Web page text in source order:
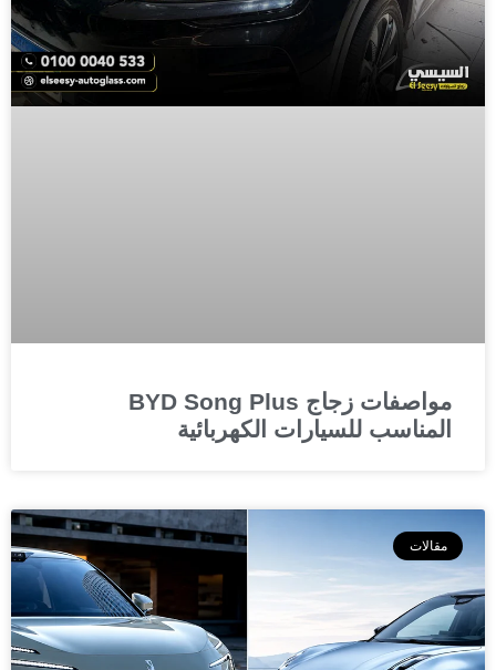
مواصفات زجاج BYD Song Plus
المناسب للسيارات الكهربائية
مقالات